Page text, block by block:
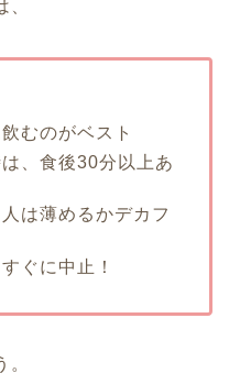
むのがベスト
、食後30分以上あ
は薄めるかデカフ
ぐに中止！